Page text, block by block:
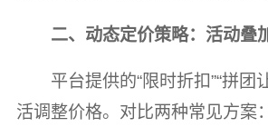
二、动态定价策略：活动叠
平台提供的“限时折扣”“拼团
活调整价格。对比两种常见方案：